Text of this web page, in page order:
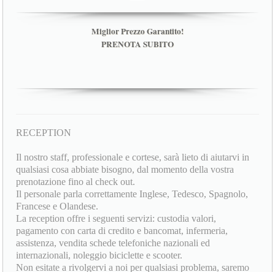
Miglior Prezzo Garantito!
PRENOTA SUBITO
RECEPTION
Il nostro staff, professionale e cortese, sarà lieto di aiutarvi in
qualsiasi cosa abbiate bisogno, dal momento della vostra
prenotazione fino al check out.
Il personale parla correttamente Inglese, Tedesco, Spagnolo,
Francese e Olandese.
La reception offre i seguenti servizi: custodia valori,
pagamento con carta di credito e bancomat, infermeria,
assistenza, vendita schede telefoniche nazionali ed
internazionali, noleggio biciclette e scooter.
Non esitate a rivolgervi a noi per qualsiasi problema, saremo